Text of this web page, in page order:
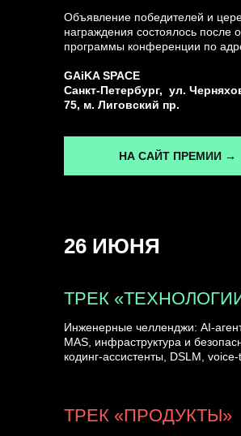
Объявление победителей и
награждения состоялось после
программы конференции по
GAiKA SPACE
Санкт-Петербург, ул.
75, м. Лиговский пр.
26 ИЮНЯ
ТРЕК «ПРОДУКТЫ»
Инженерные челленджи: AI-
MAS, инфраструктура и
кодинг-ассистенты, DSLM,
ТРЕК
НА САЙТ ПРЕМИИ →